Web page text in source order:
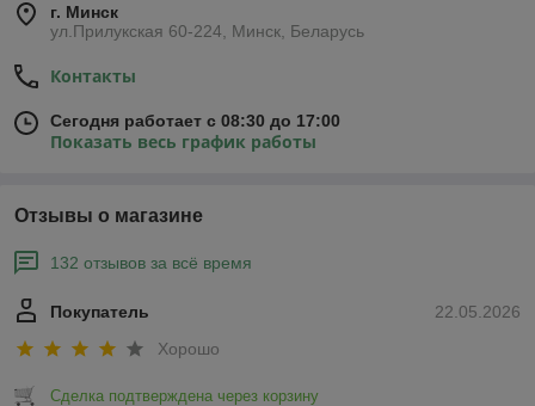
г. Минск
ул.Прилукская 60-224, Минск, Беларусь
Контакты
Сегодня работает с 08:30 до 17:00
Показать весь график работы
Отзывы о магазине
132 отзывов за всё время
22.05.2026
Покупатель
Хорошо
Сделка подтверждена через корзину